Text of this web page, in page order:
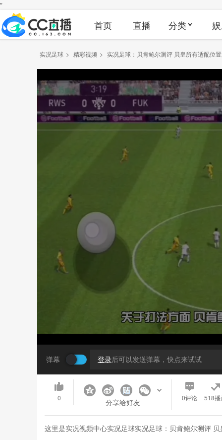
"
首页 直播 分类
实况足球 > 精彩视频 > 实况足球：贝肯鲍尔测评 贝皇所有适配位
弹幕 登录后可以发送弹幕，快点来试试
0 分享给好友 0评论 518播
这里是实况视频中心实况足球实况足球：贝肯鲍尔测评